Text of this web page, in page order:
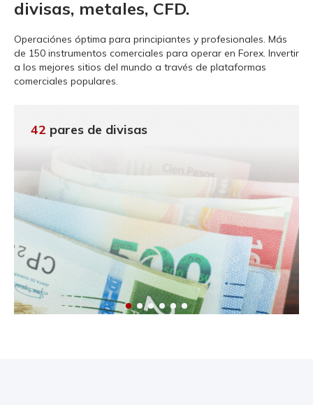
divisas, metales, CFD.
Operaciónes óptima para principiantes y profesionales. Más
de 150 instrumentos comerciales para operar en Forex. Invertir
a los mejores sitios del mundo a través de plataformas
comerciales populares.
42 pares de divisas